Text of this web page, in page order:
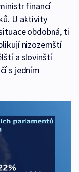
financí
U aktivity
obdobná, ti
nizozemští
a slovinští.
s jedním